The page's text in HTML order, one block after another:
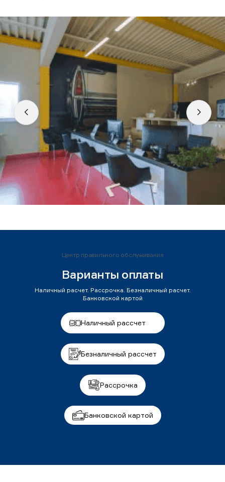
Центр правильного обслуживания
Варианты оплаты
Наличный расчет. Рассрочка. Безналичный расчет.
Банковской картой
Наличный рассчет
Безналичный рассчет
Рассрочка
Банковской картой